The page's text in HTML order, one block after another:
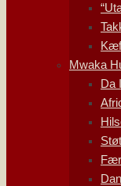
Mwaka
Da